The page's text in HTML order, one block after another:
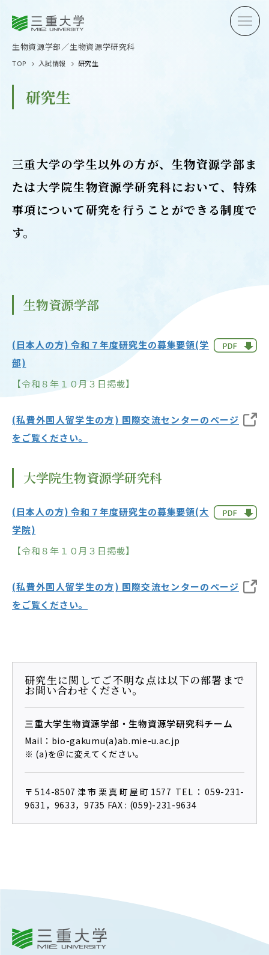
生物資源学部 生物資源学研究科
卒業生の方へ 企業・
OUR OPEN
学問探求セミナー
INTERVIEW
学生研究紹介・
ABOUT
教育（学部・大学院等）
入試情報
研究
SOCIAL
社会連携
CENTERS
PAMPHLET
パンフレット
FACULTY
EVENTS
イベントカレンダー
ANPIC安否情報システム
TOP 入試情報 研究生
研究生
三重大学の学生以外の方が、生物資源学部ま
たは大学院生物資源学研究科において、特殊
事項について研究を行うことができる制度で
す。
生物資源学部
(日本人の方) 令和７年度研究生の募集要領(学
部)
【令和８年１０月３日掲載】
(私費外国人留学生の方) 国際交流センターのページ
をご覧ください。
大学院生物資源学研究科
(日本人の方) 令和７年度研究生の募集要領(大
学院)
【令和８年１０月３日掲載】
(私費外国人留学生の方) 国際交流センターのページ
をご覧ください。
研究生に関してご不明な点は以下の部署まで
お問い合わせください。
三重大学生物資源学部・生物資源学研究科チーム
Mail：bio-gakumu(a)ab.mie-u.ac.jp
※ (a)を＠に変えてください。
〒514-8507津市栗真町屋町1577 TEL：059-231-
9631，9633，9735 FAX : (059)-231-9634